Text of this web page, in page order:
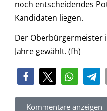
noch entscheidendes
Kandidaten liegen.
Der Oberbürgermeister
Jahre gewählt. (fh)
Kommentare anzeigen